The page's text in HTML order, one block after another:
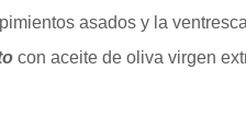
asados y la
con aceite de oliva virgen